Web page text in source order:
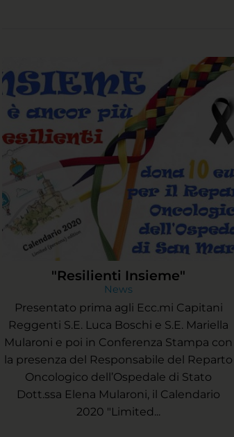
"Resilienti Insieme"
News
Presentato prima agli Ecc.mi Capitani
Reggenti S.E. Luca Boschi e S.E. Mariella
Mularoni e poi in Conferenza Stampa con
la presenza del Responsabile del Reparto
Oncologico dell’Ospedale di Stato
Dott.ssa Elena Mularoni, il Calendario
2020 "Limited...